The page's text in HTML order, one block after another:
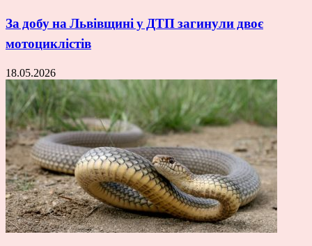
За добу на Львівщині у ДТП загинули двоє
мотоциклістів
18.05.2026